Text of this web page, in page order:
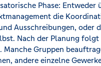
Phase: Entweder
die
Ausschreibungen, oder
Nach der Planung folgt
Manche Gruppen
andere einzelne